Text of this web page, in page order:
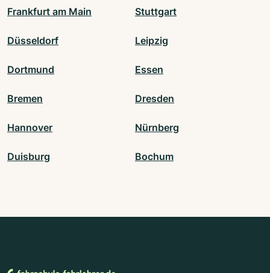
Frankfurt am Main Stuttgart
Düsseldorf Leipzig
Dortmund Essen
Bremen Dresden
Hannover Nürnberg
Duisburg Bochum